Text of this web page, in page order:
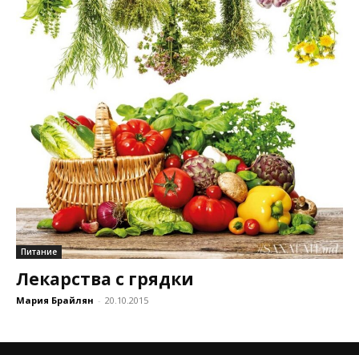
Питание
Лекарства с грядки
Мария Брайлян - 20.10.2015